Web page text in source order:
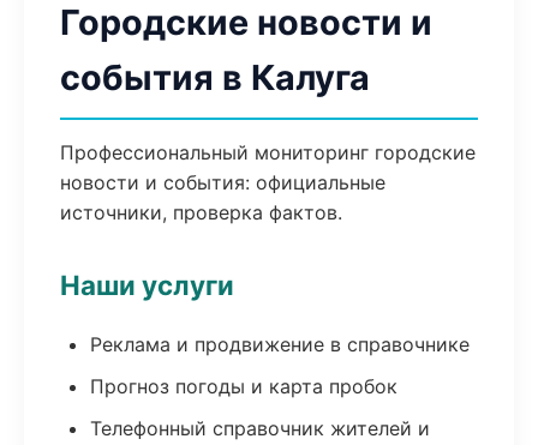
Городские новости и
события в Калуга
Профессиональный мониторинг городские
новости и события: официальные
источники, проверка фактов.
Наши услуги
Реклама и продвижение в справочнике
Прогноз погоды и карта пробок
Телефонный справочник жителей и